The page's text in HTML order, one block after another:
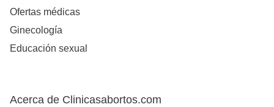
Ofertas médicas
Ginecología
Educación sexual
Acerca de Clinicasabortos.com